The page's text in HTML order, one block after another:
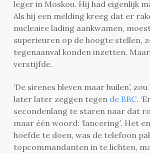
leger in Moskou. Hij had eigenlijk
Als hij een melding kreeg dat er
nucleaire lading aankwamen,
superieuren op de hoogte stellen,
tegenaanval konden inzetten.
verstijfde.
‘De sirenes bleven maar huilen’,
later later zeggen tegen de BBC.
secondenlang te staren naar dat
maar één woord: ‘lancering’. Het
hoefde te doen, was de telefoon
topcommandanten in te lichten,